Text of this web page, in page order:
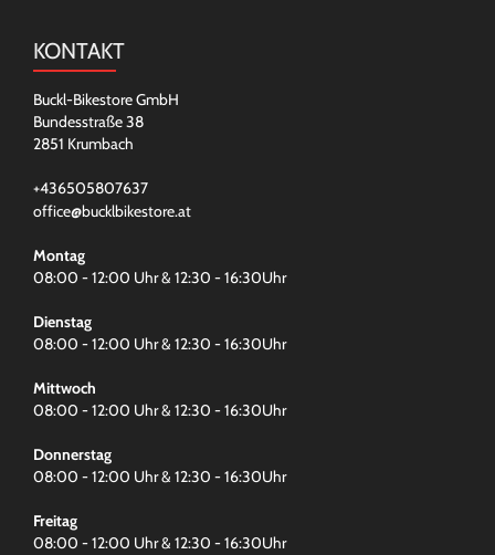
KONTAKT
Buckl-Bikestore GmbH
Bundesstraße 38
2851 Krumbach
+436505807637
office@bucklbikestore.at
Montag
08:00 - 12:00 Uhr & 12:30 - 16:30Uhr
Dienstag
08:00 - 12:00 Uhr & 12:30 - 16:30Uhr
Mittwoch
08:00 - 12:00 Uhr & 12:30 - 16:30Uhr
Donnerstag
08:00 - 12:00 Uhr & 12:30 - 16:30Uhr
Freitag
08:00 - 12:00 Uhr & 12:30 - 16:30Uhr